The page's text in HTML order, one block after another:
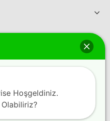
Hoşgeldiniz.
Olabiliriz?